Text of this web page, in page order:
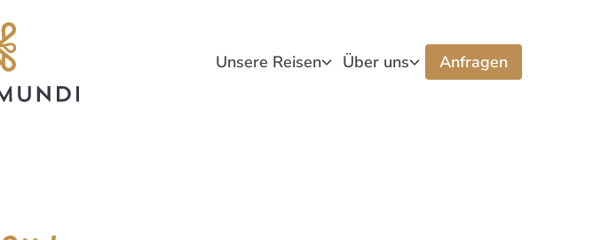
Unsere Reisen Über uns Anfragen